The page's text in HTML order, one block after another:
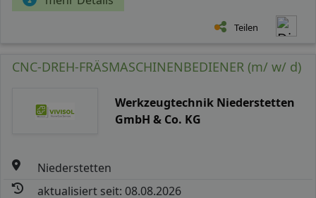
Teilen
CNC-DREH-FRÄSMASCHINENBEDIENER (m/ w/ d)
Werkzeugtechnik Niederstetten
GmbH & Co. KG
Niederstetten
aktualisiert seit: 08.08.2026